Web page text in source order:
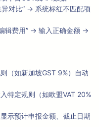
对比” → 系统标红不匹配项
辑费用” → 输入正确金额 →
（如新加坡GST 9%）自动
特定规则（如欧盟VAT 20%
示预计申报金额、截止日期